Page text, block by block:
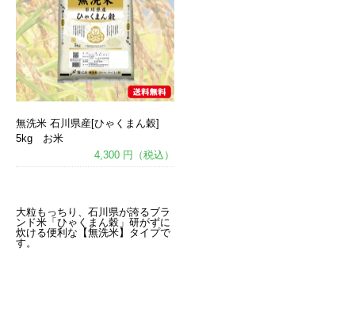
無洗米 石川県産[ひゃくまん穀]
5kg お米
4,300 円（税込）
大粒もっちり、石川県が誇るブラ
ンド米「ひゃくまん穀」研がずに
炊ける便利な【無洗米】タイプで
す。